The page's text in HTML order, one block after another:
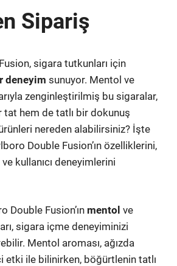
Sipariş
sigara tutkunları için
deneyim sunuyor. Mentol ve
zenginleştirilmiş bu sigaralar,
tat hem de tatlı bir dokunuş
nereden alabilirsiniz? İşte
Double Fusion’ın özelliklerini,
kullanıcı deneyimlerini
Double Fusion’ın mentol ve
sigara içme deneyiminizi
Mentol aroması, ağızda
etki ile bilinirken, böğürtlenin tatlı